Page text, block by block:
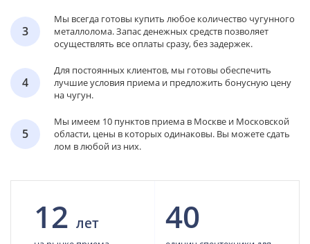
3
Мы всегда готовы купить любое количество чугунного
металлолома. Запас денежных средств позволяет
осуществлять все оплаты сразу, без задержек.
4
Для постоянных клиентов, мы готовы обеспечить
лучшие условия приема и предложить бонусную цену
на чугун.
5
Мы имеем 10 пунктов приема в Москве и Московской
области, цены в которых одинаковы. Вы можете сдать
лом в любой из них.
12 лет 40